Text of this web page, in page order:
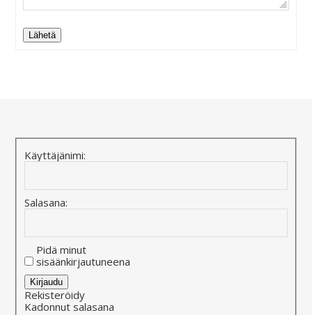
Lähetä
Käyttäjänimi:
Salasana:
Pidä minut
sisäänkirjautuneena
Alternative:
Kirjaudu
Rekisteröidy
Kadonnut salasana